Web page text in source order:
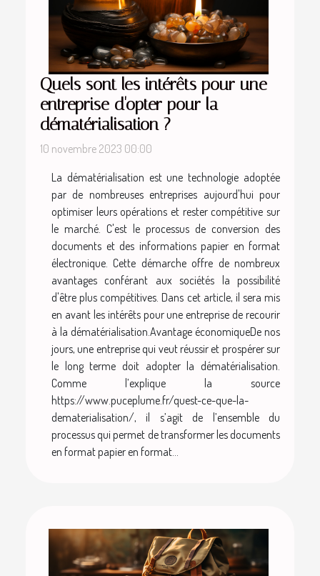
Quels sont les intérêts pour une
entreprise d'opter pour la
dématérialisation ?
10 novembre 2023 00:00
La dématérialisation est une technologie adoptée
par de nombreuses entreprises aujourd'hui pour
optimiser leurs opérations et rester compétitive sur
le marché. C'est le processus de conversion des
documents et des informations papier en format
électronique. Cette démarche offre de nombreux
avantages conférant aux sociétés la possibilité
d'être plus compétitives. Dans cet article, il sera mis
en avant les intérêts pour une entreprise de recourir
à la dématérialisation.Avantage économiqueDe nos
jours, une entreprise qui veut réussir et prospérer sur
le long terme doit adopter la dématérialisation.
Comme l’explique la source
https://www.puceplume.fr/quest-ce-que-la-
dematerialisation/, il s’agit de l’ensemble du
processus qui permet de transformer les documents
en format papier en format...